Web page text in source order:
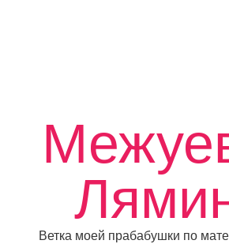
Ветка моей прабабушки по